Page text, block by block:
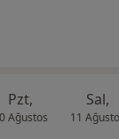
Pzt,
Ağustos
Sal,
11